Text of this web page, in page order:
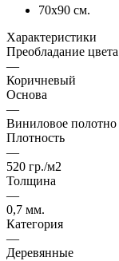
70х90 см.
Характеристики
Преобладание цвета
—
Коричневый
Основа
—
Виниловое полотно
Плотность
—
520 гр./м2
Толщина
—
0,7 мм.
Категория
—
Деревянные